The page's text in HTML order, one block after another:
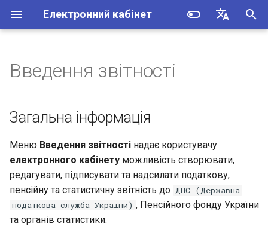
Електронний кабінет
a
i
Створення та перегляд
кореспонденції
Подання спрощеної
податкової звітності з
податку на додану вартість
Перегляд стану
розрахунків з бюджетом
Загальна інформація
Перелік документів
звітного періоду
Створення документа
Редактор документів
Панель інструментів
Опис API Електронного
Опис API доступу до
реєстрів відкритої частини
Опис API доступу до
інформації приватної
частини ЕК
Введення звітності
Загальна інформація
Меню Введення звітності надає користувачу
електронного кабінету можливість створювати,
редагувати, підписувати та надсилати податкову,
пенсійну та статистичну звітність до ДПС (Державна
податкова служба України) , Пенсійного фонду України
та органів статистики.